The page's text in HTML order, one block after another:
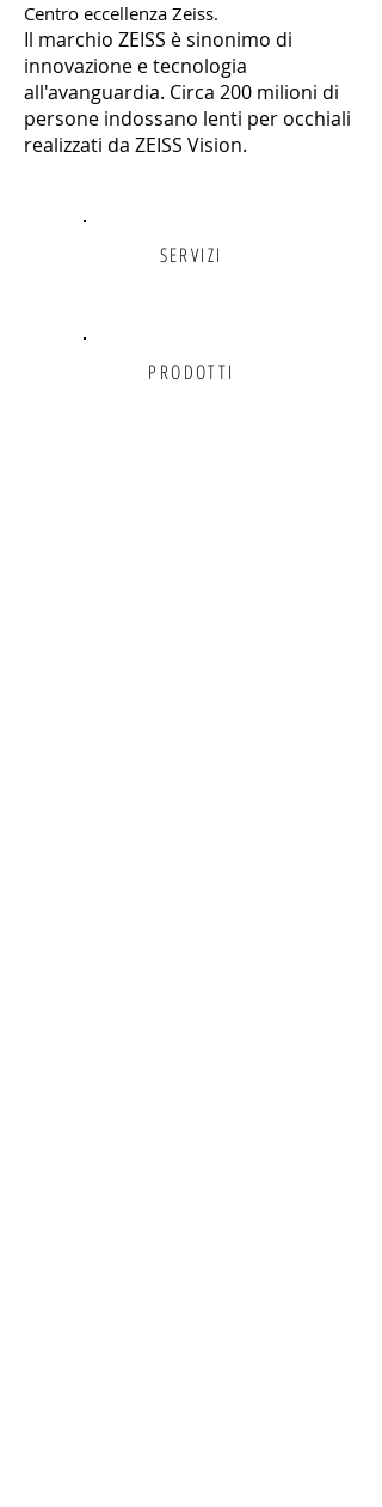
Centro eccellenza Zeiss.
Il marchio ZEISS è sinonimo di
innovazione e tecnologia
all'avanguardia. Circa 200 milioni di
persone indossano lenti per occhiali
realizzati da ZEISS Vision.
SERVIZI
PRODOTTI